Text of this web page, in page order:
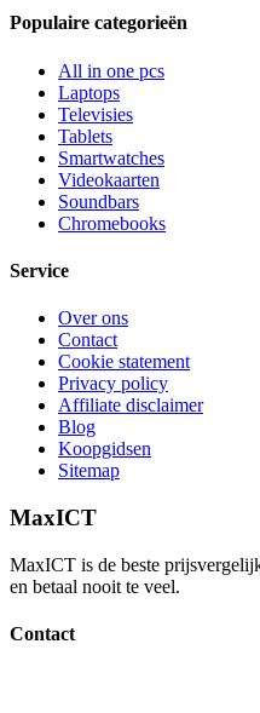
Populaire categorieën
All in one pcs
Laptops
Televisies
Tablets
Smartwatches
Videokaarten
Soundbars
Chromebooks
Service
Over ons
Contact
Cookie statement
Privacy policy
Affiliate disclaimer
Blog
Koopgidsen
Sitemap
MaxICT
MaxICT is de beste
en betaal nooit te veel.
Contact